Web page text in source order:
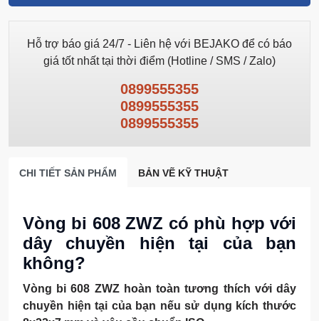
Hỗ trợ báo giá 24/7 - Liên hệ với BEJAKO để có báo
giá tốt nhất tại thời điểm (Hotline / SMS / Zalo)
0899555355
0899555355
0899555355
CHI TIẾT SẢN PHẨM BẢN VẼ KỸ THUẬT
Vòng bi 608 ZWZ có phù hợp với
dây chuyền hiện tại của bạn
không?
Vòng bi 608 ZWZ hoàn toàn tương thích với dây
chuyền hiện tại của bạn nếu sử dụng kích thước